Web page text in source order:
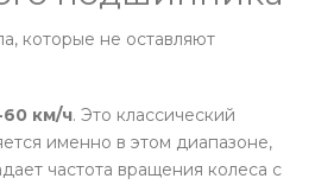
которые не оставляют
60 км/ч. Это классический
именно в этом диапазоне,
частота вращения колеса с